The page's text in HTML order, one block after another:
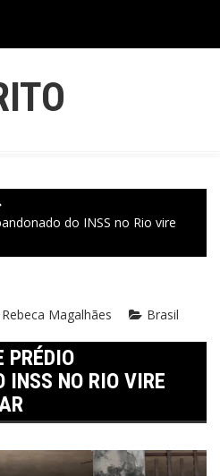
do INSS no Rio vire
Rebeca Magalhães Brasil
PRÉDIO
INSS NO RIO VIRE